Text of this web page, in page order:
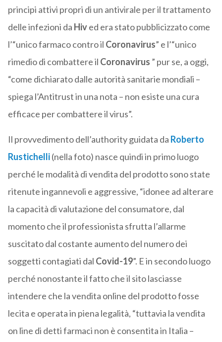
principi attivi propri di un antivirale per il trattamento
delle infezioni da Hived era stato pubblicizzato come
l’“unico farmaco contro il Coronavirus” e l’“unico
rimedio di combattere il Coronavirus ” pur se, a oggi,
“come dichiarato dalle autorità sanitarie mondiali –
spiega l’Antitrust in una nota – non esiste una cura
efficace per combattere il virus”.
Il provvedimento dell’authority guidata da Roberto
Rustichelli(nella foto) nasce quindi in primo luogo
perché le modalità di vendita del prodotto sono state
ritenute ingannevoli e aggressive, “idonee ad alterare
la capacità di valutazione del consumatore, dal
momento che il professionista sfrutta l’allarme
suscitato dal costante aumento del numero dei
soggetti contagiati dal Covid-19”. E in secondo luogo
perché nonostante il fatto che il sito lasciasse
intendere che la vendita online del prodotto fosse
lecita e operata in piena legalità, “tuttavia la vendita
on line di detti farmaci non è consentita in Italia –